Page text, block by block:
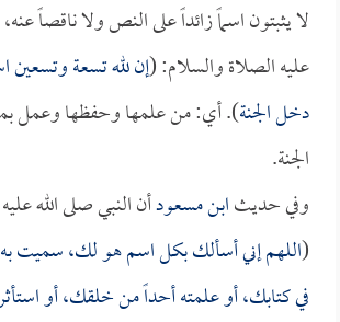
لا يثبتون اسماً زائداً على النص ولا ناقصاً
عليه الصلاة والسلام: (إن لله تسعة وتسعين
دخل الجنة). أي: من علمها وحفظها وعمل
الجنة.
وفي حديثابن مسعودأن النبي صلى الله
(اللهم إني أسألك بكل اسم هو لك، سميت به
في كتابك، أو علمته أحداً من خلقك، أو